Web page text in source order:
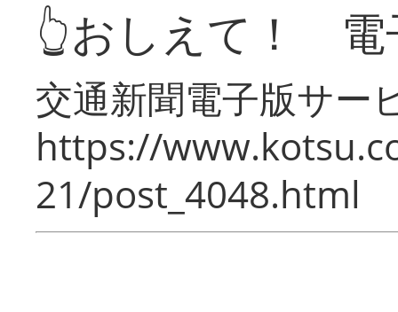
👆おしえて！ 電
交通新聞電子版サー
https://
21/post_4048.html